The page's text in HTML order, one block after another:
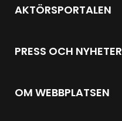
AKTÖRSPORTALEN
PRESS OCH NYHETER
OM WEBBPLATSEN